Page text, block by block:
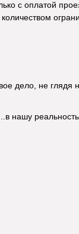
с оплатой
дело, не глядя
нашу